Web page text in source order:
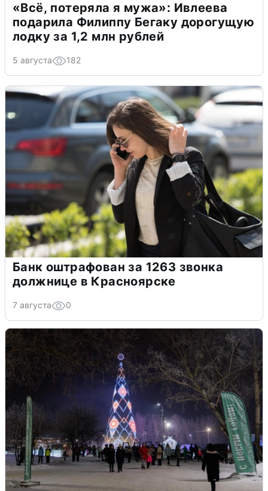
«Всё, потеряла я мужа»: Ивлеева
подарила Филиппу Бегаку дорогущую
лодку за 1,2 млн рублей
5 августа 182
Банк оштрафован за 1263 звонка
должнице в Красноярске
7 августа 0